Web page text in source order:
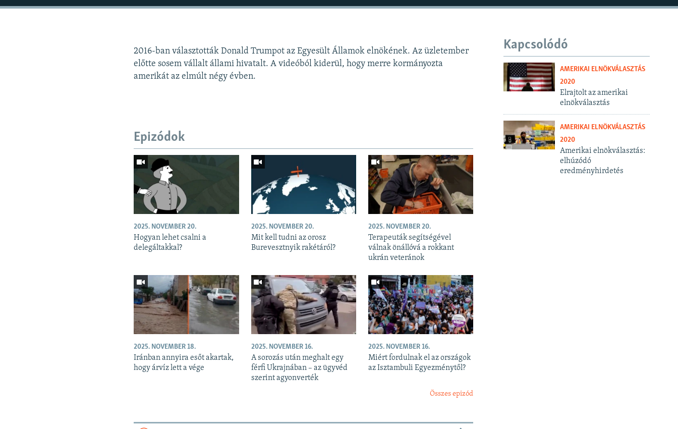
Auto 240p 360p 480p
1080p
2016-ban választották Donald Trumpot az Egyesült Államok elnökének. Az üzletember
előtte sosem vállalt állami hivatalt. A videóból kiderül, hogy merre kormányozta
amerikát az elmúlt négy évben.
Kapcsolódó
AMERIKAI ELNÖKVÁLASZTÁS
2020
Elrajtolt az amerikai
elnökválasztás
AMERIKAI ELNÖKVÁLASZTÁS
2020
Amerikai elnökválasztás:
elhúzódó
eredményhirdetés
Epizódok
2025. NOVEMBER 20.
Hogyan lehet csalni a
delegáltakkal?
2025. NOVEMBER 20.
Mit kell tudni az orosz
Burevesztnyik rakétáról?
2025. NOVEMBER 20.
Terapeuták segítségével
válnak önállóvá a rokkant
ukrán veteránok
2025. NOVEMBER 18.
Iránban annyira esőt akartak,
hogy árvíz lett a vége
2025. NOVEMBER 16.
A sorozás után meghalt egy
férfi Ukrajnában – az ügyvéd
szerint agyonverték
2025. NOVEMBER 16.
Miért fordulnak el az országok
az Isztambuli Egyezménytől?
Összes epizód